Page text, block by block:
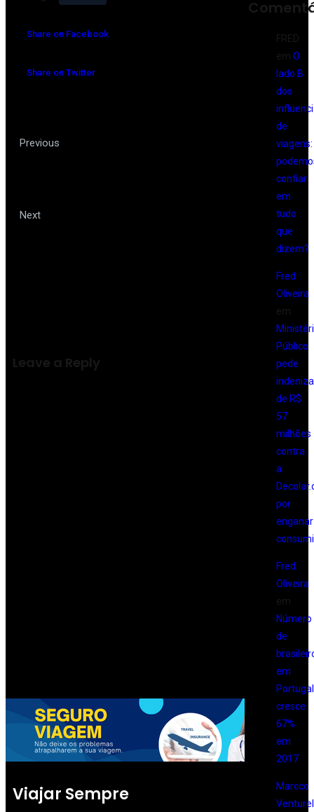
Share on Facebook
Share on Twitter
Previous
Next
Leave a Reply
FRED
em O
lado B
dos
de
viagens:
confiar
em
tudo
que
dizem?
Fred
Oliveira
em
Público
pede
de R$
57
milhões
contra
a
por
enganar
Fred
Oliveira
em
Número
de
em
Portugal
cresce
67%
em
2017
Marcco
Viajar Sempre